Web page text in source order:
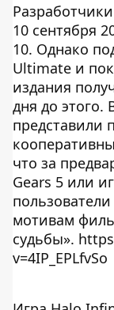
10 сентября
10. Однако
Ultimate и
издания
дня до этого.
представили
что за
Gears 5 или
мотивам
судьбы».
v=4IP_EPLfvSo